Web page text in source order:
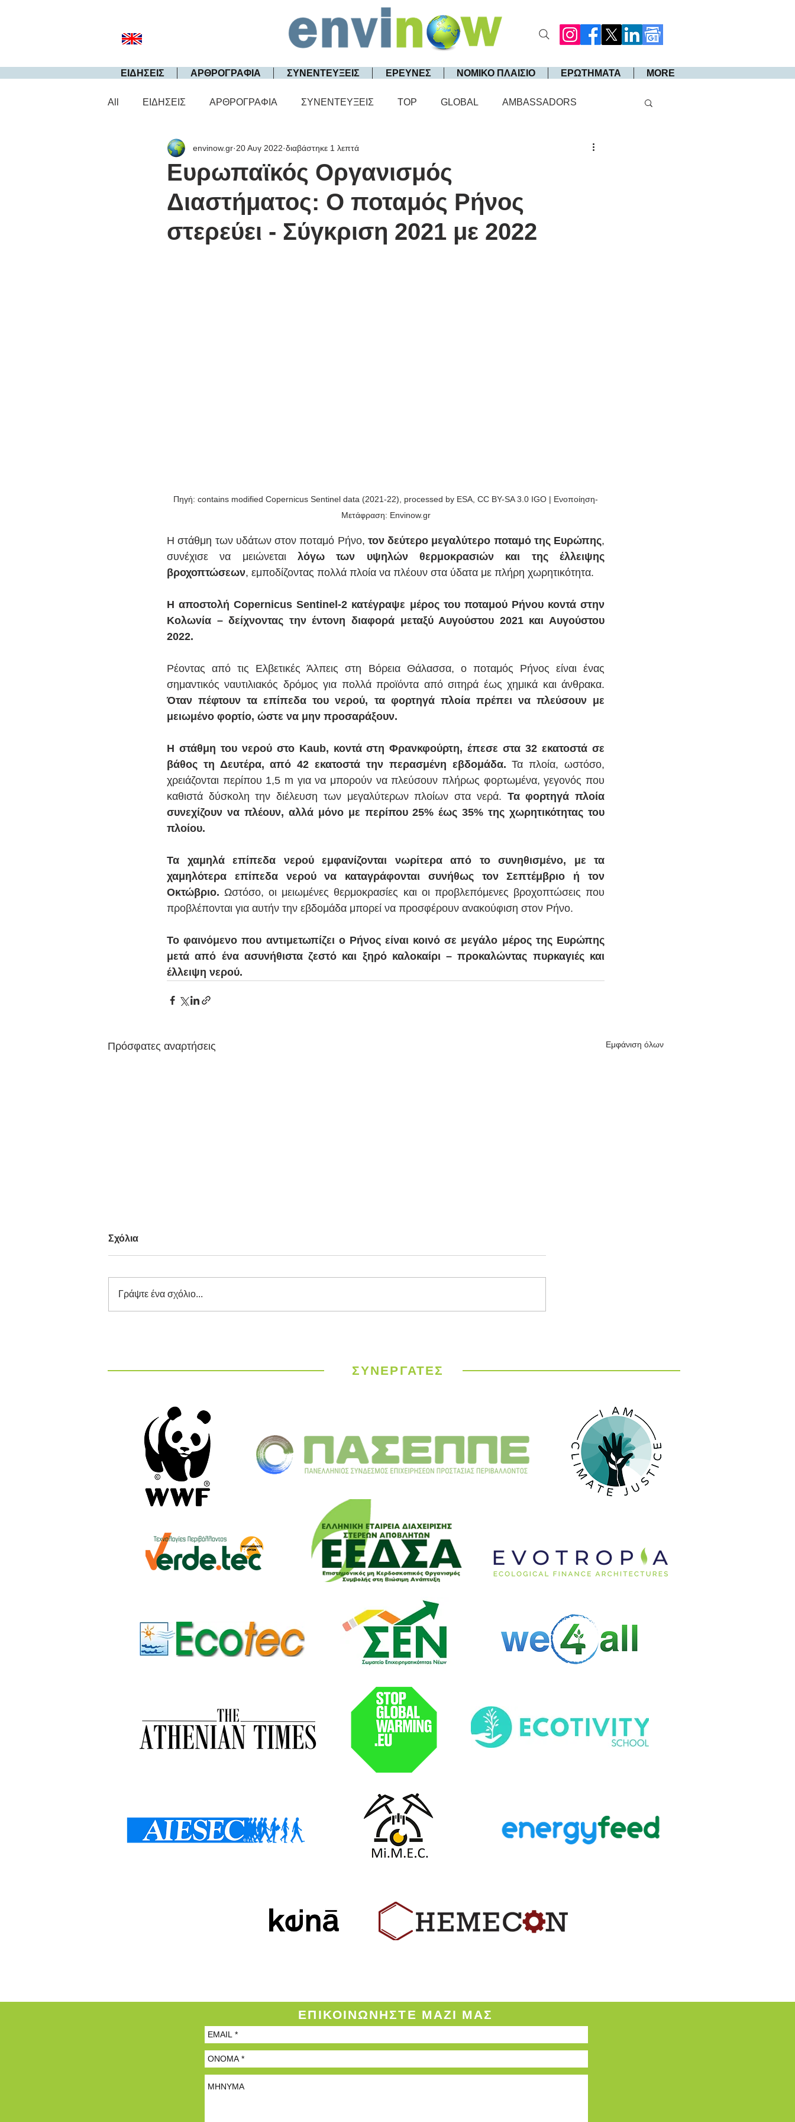
ΕΙΔΗΣΕΙΣ ΑΡΘΡΟΓΡΑΦΙΑ ΣΥΝΕΝΤΕΥΞΕΙΣ ΕΡΕΥΝΕΣ ΝΟΜΙΚΟ ΠΛΑΙΣΙΟ ΕΡΩΤΗΜΑΤΑ MORE
All ΕΙΔΗΣΕΙΣ ΑΡΘΡΟΓΡΑΦΙΑ ΣΥΝΕΝΤΕΥΞΕΙΣ TOP GLOBAL AMBASSADORS
Ευρωπαϊκός Οργανισμός
Διαστήματος: Ο ποταμός Ρήνος
στερεύει - Σύγκριση 2021 με 2022
envinow.gr 20 Αυγ 2022 διαβάστηκε 1 λεπτά
Πηγή: contains modified Copernicus Sentinel data (2021-22), processed by ESA, CC BY-SA 3.0 IGO | Ενοποίηση-
Μετάφραση: Envinow.gr
Η στάθμη των υδάτων στον ποταμό Ρήνο, τον δεύτερο μεγαλύτερο ποταμό της Ευρώπης,
συνέχισε να μειώνεται λόγω των υψηλών θερμοκρασιών και της έλλειψης
βροχοπτώσεων, εμποδίζοντας πολλά πλοία να πλέουν στα ύδατα με πλήρη χωρητικότητα.
Η αποστολή Copernicus Sentinel-2 κατέγραψε μέρος του ποταμού Ρήνου κοντά στην
Κολωνία – δείχνοντας την έντονη διαφορά μεταξύ Αυγούστου 2021 και Αυγούστου
2022.
Ρέοντας από τις Ελβετικές Άλπεις στη Βόρεια Θάλασσα, ο ποταμός Ρήνος είναι ένας
Όταν πέφτουν τα επίπεδα του νερού, τα φορτηγά πλοία πρέπει να πλεύσουν με
μειωμένο φορτίο, ώστε να μην προσαράξουν.
Η στάθμη του νερού στο Kaub, κοντά στη Φρανκφούρτη, έπεσε στα 32 εκατοστά σε
βάθος τη Δευτέρα, από 42 εκατοστά την περασμένη εβδομάδα. Τα πλοία, ωστόσο,
χρειάζονται περίπου 1,5 m για να μπορούν να πλεύσουν πλήρως φορτωμένα, γεγονός που
καθιστά δύσκολη την διέλευση των μεγαλύτερων πλοίων στα νερά. Τα φορτηγά πλοία
συνεχίζουν να πλέουν, αλλά μόνο με περίπου 25% έως 35% της χωρητικότητας του
πλοίου.
Τα χαμηλά επίπεδα νερού εμφανίζονται νωρίτερα από το συνηθισμένο, με τα
χαμηλότερα επίπεδα νερού να καταγράφονται συνήθως τον Σεπτέμβριο ή τον
Οκτώβριο. Ωστόσο, οι μειωμένες θερμοκρασίες και οι προβλεπόμενες βροχοπτώσεις που
προβλέπονται για αυτήν την εβδομάδα μπορεί να προσφέρουν ανακούφιση στον Ρήνο.
Το φαινόμενο που αντιμετωπίζει ο Ρήνος είναι κοινό σε μεγάλο μέρος της Ευρώπης
μετά από ένα ασυνήθιστα ζεστό και ξηρό καλοκαίρι – προκαλώντας πυρκαγιές και
έλλειψη νερού.
Πρόσφατες αναρτήσεις Εμφάνιση όλων
Σχόλια
Γράψτε ένα σχόλιο...
ΣΥΝΕΡΓΑΤΕΣ
ΕΠΙΚΟΙΝΩΝΗΣΤΕ ΜΑΖΙ ΜΑΣ